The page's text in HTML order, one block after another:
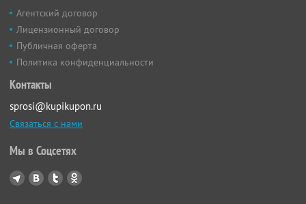
Агентский договор
Лицензионный договор
Публичная оферта
Политика конфиденциальности
Контакты
sprosi@kupikupon.ru
Связаться с нами
Мы в Соцсетях